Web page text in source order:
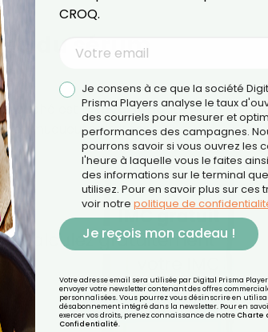
du sérum
bouché est lelavage nasal. Il permet
les muqueuses irritées.
CROQ.
Je consens à ce que la société
Prisma Players analyse le taux
des courriels pour mesurer et
performances des campagnes.
pourrons savoir si vous ouvrez les
l'heure à laquelle vous le faites
des informations sur le terminal
utilisez. Pour en savoir plus sur ces
voir notre politique de
Je reçois mon cadeau !
Votre adresse email sera utilisée par Digital Prisma
envoyer votre newsletter contenant des offres
personnalisées. Vous pourrez vous désinscrire en
désabonnement intégré dans la newsletter. Pour en
exercer vos droits, prenez connaissance de notre Charte
Confidentialité.